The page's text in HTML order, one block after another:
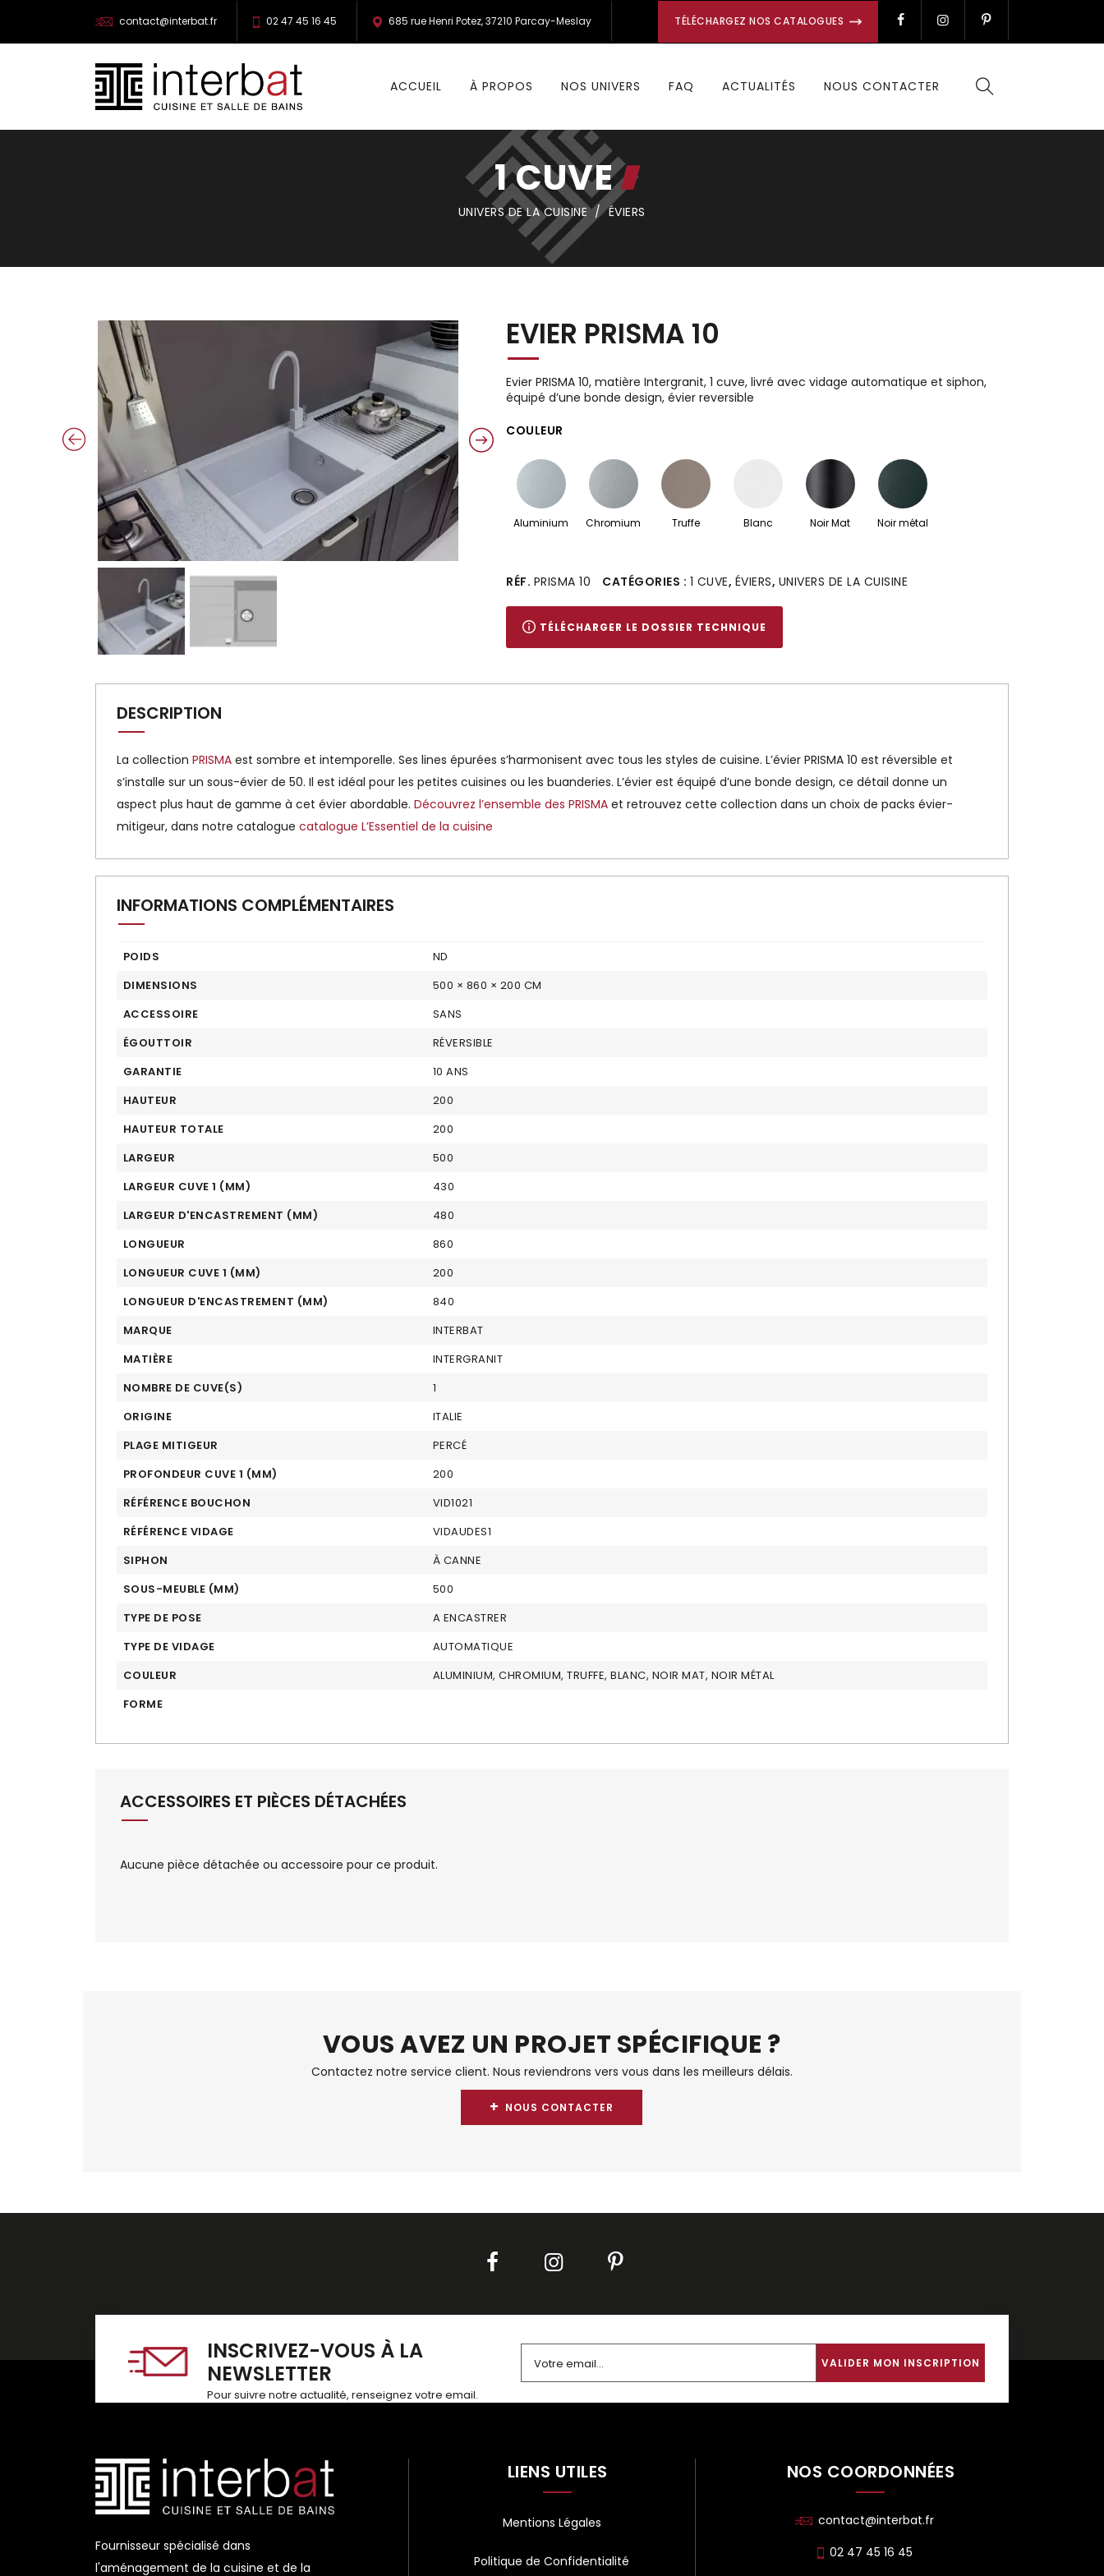
contact@interbat.fr 02 47 45 16 45 685 rue Henri Potez, 37210 Parcay-Meslay TÉLÉCHARGEZ NOS CATALOGUES
ACCUEIL À PROPOS NOS UNIVERS FAQ ACTUALITÉS NOUS CONTACTER
1 CUVE
UNIVERS DE LA CUISINE/ÉVIERS
EVIER PRISMA 10
Evier PRISMA 10, matière Intergranit, 1 cuve, livré avec vidage automatique et siphon,
équipé d’une bonde design, évier reversible
COULEUR
Aluminium Chromium Truffe Blanc Noir Mat Noir métal
Alternative:
RÉF. PRISMA 10 CATÉGORIES : 1 CUVE, ÉVIERS, UNIVERS DE LA CUISINE
TÉLÉCHARGER LE DOSSIER TECHNIQUE
DESCRIPTION
La collection PRISMAest sombre et intemporelle. Ses lines épurées s’harmonisent avec tous les styles de cuisine. L’évier PRISMA 10 est réversible et
s’installe sur un sous-évier de 50. Il est idéal pour les petites cuisines ou les buanderies. L’évier est équipé d’une bonde design, ce détail donne un
aspect plus haut de gamme à cet évier abordable. Découvrez l’ensemble des PRISMAet retrouvez cette collection dans un choix de packs évier-
mitigeur, dans notre catalogue catalogue L’Essentiel de la cuisine
INFORMATIONS COMPLÉMENTAIRES
POIDS
ND
DIMENSIONS
500 × 860 × 200 CM
ACCESSOIRE
SANS
ÉGOUTTOIR
RÉVERSIBLE
GARANTIE
10 ANS
HAUTEUR
200
HAUTEUR TOTALE
200
LARGEUR
500
LARGEUR CUVE 1 (MM)
430
LARGEUR D'ENCASTREMENT (MM)
480
LONGUEUR
860
LONGUEUR CUVE 1 (MM)
200
LONGUEUR D'ENCASTREMENT (MM)
840
MARQUE
INTERBAT
MATIÈRE
INTERGRANIT
NOMBRE DE CUVE(S)
1
ORIGINE
ITALIE
PLAGE MITIGEUR
PERCÉ
PROFONDEUR CUVE 1 (MM)
200
RÉFÉRENCE BOUCHON
VID1021
RÉFÉRENCE VIDAGE
VIDAUDES1
SIPHON
À CANNE
SOUS-MEUBLE (MM)
500
TYPE DE POSE
A ENCASTRER
TYPE DE VIDAGE
AUTOMATIQUE
COULEUR
ALUMINIUM, CHROMIUM, TRUFFE, BLANC, NOIR MAT, NOIR MÉTAL
FORME
ACCESSOIRES ET PIÈCES DÉTACHÉES
Aucune pièce détachée ou accessoire pour ce produit.
VOUS AVEZ UN PROJET SPÉCIFIQUE ?
Contactez notre service client. Nous reviendrons vers vous dans les meilleurs délais.
+ NOUS CONTACTER
INSCRIVEZ-VOUS À LA
NEWSLETTER
Pour suivre notre actualité, renseignez votre email. Alternative:
Fournisseur spécialisé dans
l'aménagement de la cuisine et de la
LIENS UTILES
Mentions Légales
Politique de Confidentialité
NOS COORDONNÉES
contact@interbat.fr
02 47 45 16 45